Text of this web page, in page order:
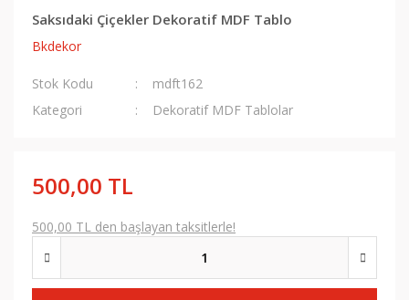
Saksıdaki Çiçekler Dekoratif MDF Tablo
Bkdekor
Stok Kodu
mdft162
Kategori
Dekoratif MDF Tablolar
500,00 TL
500,00 TL den başlayan taksitlerle!